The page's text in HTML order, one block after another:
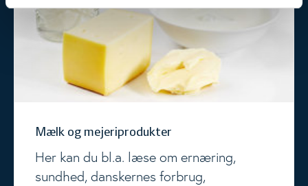
Mælk og mejeriprodukter
Her kan du bl.a. læse om ernæring,
sundhed, danskernes forbrug,